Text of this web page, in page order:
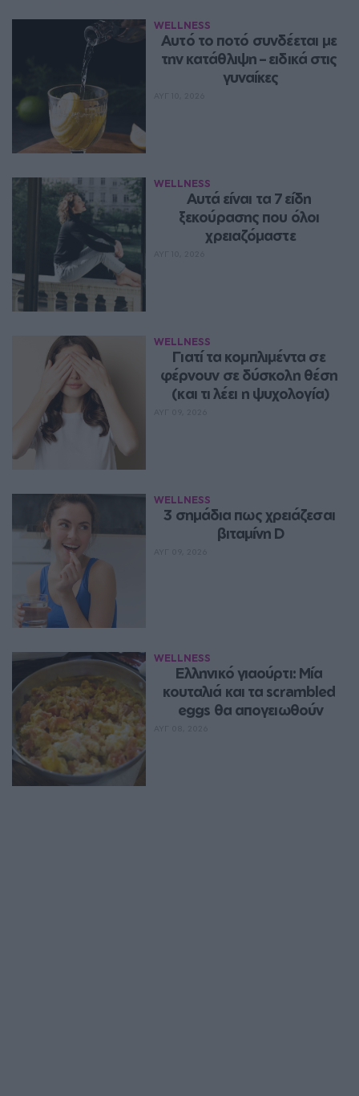
WELLNESS
Αυτό το ποτό συνδέεται με
την κατάθλιψη – ειδικά στις
γυναίκες
WELLNESS
Αυτά είναι τα 7 είδη
ξεκούρασης που όλοι
χρειαζόμαστε
WELLNESS
Γιατί τα κομπλιμέντα σε
φέρνουν σε δύσκολη θέση
(και τι λέει η ψυχολογία)
WELLNESS
3 σημάδια πως χρειάζεσαι
βιταμίνη D
WELLNESS
Ελληνικό γιαούρτι: Μία
κουταλιά και τα scrambled
eggs θα απογειωθούν